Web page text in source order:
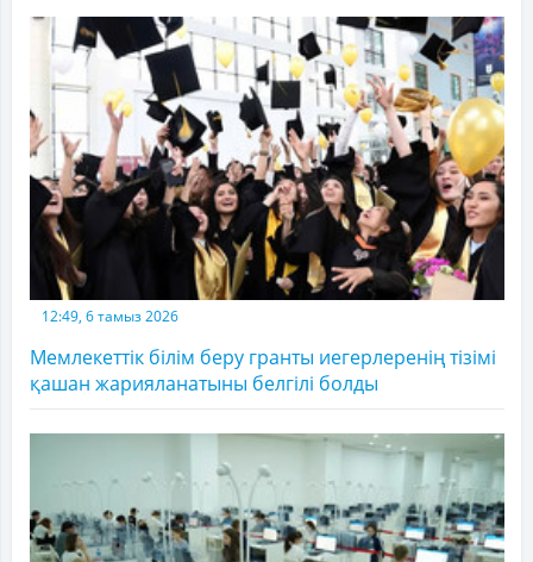
12:49, 6 тамыз 2026
Мемлекеттік білім беру гранты иегерлеренің тізімі
қашан жарияланатыны белгілі болды